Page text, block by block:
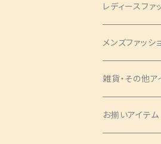
レディースファ
バッグ・チャー
ツイリー
バッグ
アクセサリー
シュシュ
エプロン
メンズファッシ
ネクタイ・蝶ネ
ナローネクタイ
トップス・シャツ
雑貨・その他ア
ブックカバー
お揃いアイテム